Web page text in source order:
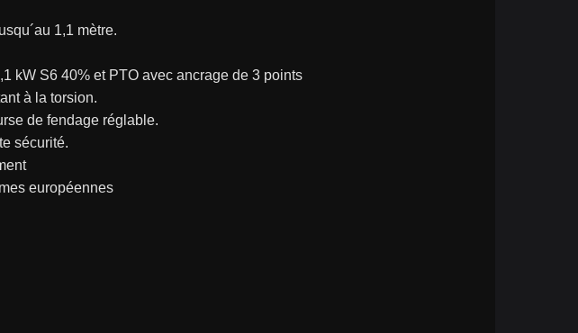
1,1 mètre.
kW S6 40% et PTO avec ancrage de 3 points
à la torsion.
de fendage réglable.
sécurité.
européennes